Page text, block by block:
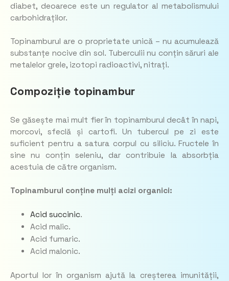
diabet, deoarece este un regulator al metabolismului
carbohidraților.
Topinamburul are o proprietate unică – nu acumulează
substanțe nocive din sol. Tuberculii nu conțin săruri ale
metalelor grele, izotopi radioactivi, nitrați.
Compoziție topinambur
Se găsește mai mult fier în topinamburul decât în ​​napi,
morcovi, sfeclă și cartofi. Un tubercul pe zi este
suficient pentru a satura corpul cu siliciu. Fructele în
sine nu conțin seleniu, dar contribuie la absorbția
acestuia de către organism.
Topinamburul conține mulți acizi organici:
Acid succinic.
Acid malic.
Acid fumaric.
Acid malonic.
Aportul lor în organism ajută la creșterea imunității,